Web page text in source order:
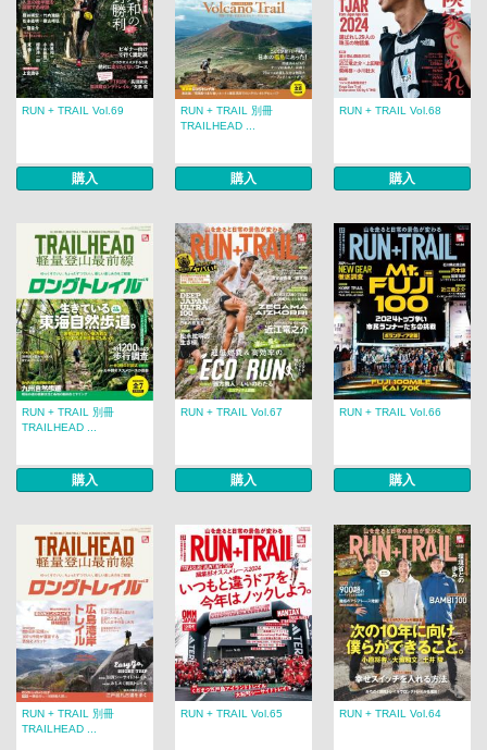
RUN + TRAIL Vol.69
購入
RUN + TRAIL 別冊
TRAILHEAD ...
購入
RUN + TRAIL Vol.68
購入
RUN + TRAIL 別冊
TRAILHEAD ...
購入
RUN + TRAIL Vol.67
購入
RUN + TRAIL Vol.66
購入
RUN + TRAIL 別冊
TRAILHEAD ...
RUN + TRAIL Vol.65 RUN + TRAIL Vol.64